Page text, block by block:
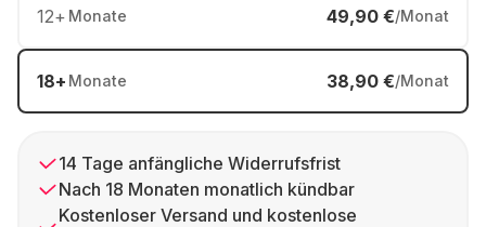
12+ Monate 49,90 €/Monat
18+ Monate 38,90 €/Monat
14 Tage anfängliche Widerrufsfrist
Nach 18 Monaten monatlich kündbar
Kostenloser Versand und kostenlose